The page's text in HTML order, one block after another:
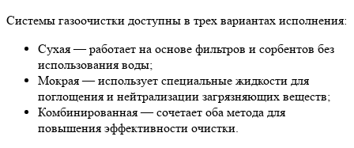
Системы газоочистки доступны в трех вариантах исполнения:
Сухая — работает на основе фильтров и сорбентов без
использования воды;
Мокрая — использует специальные жидкости для
поглощения и нейтрализации загрязняющих веществ;
Комбинированная — сочетает оба метода для
повышения эффективности очистки.